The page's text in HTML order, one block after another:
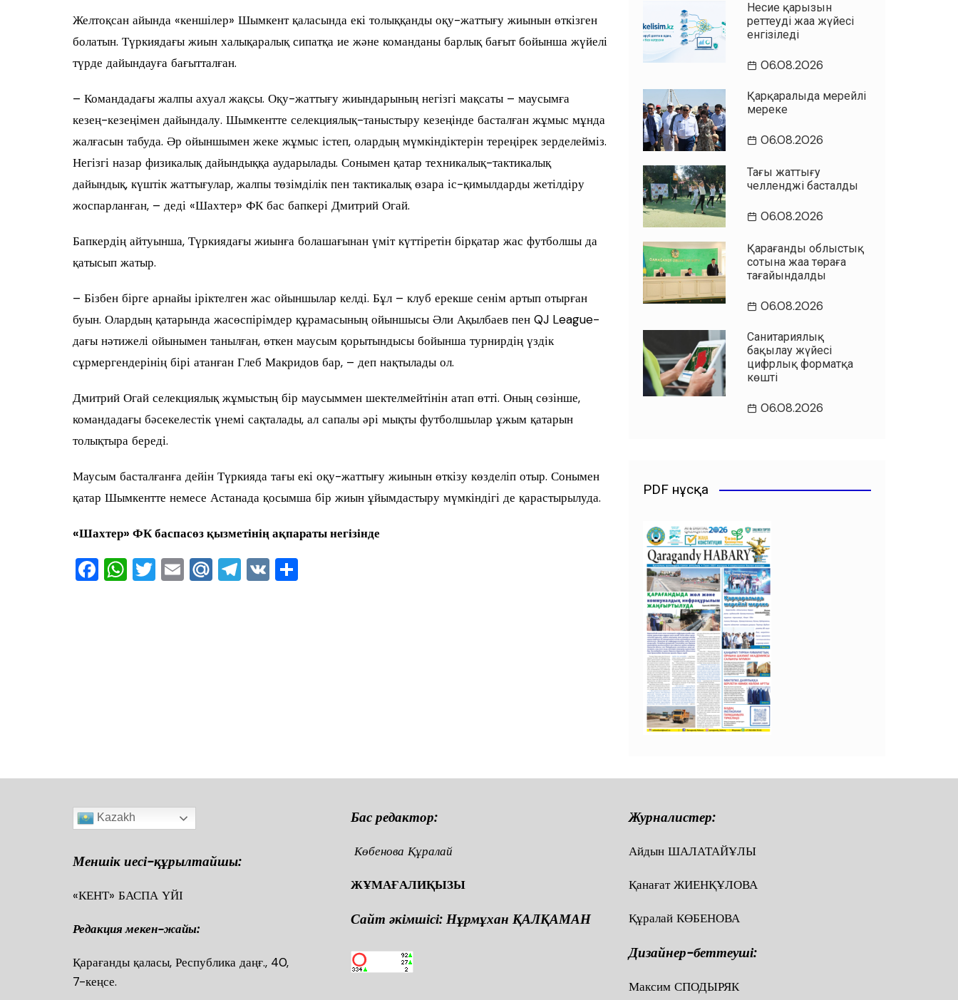
Желтоқсан айында «кеншілер» Шымкент қаласында екі толыққанды оқу-жаттығу жиынын өткізген
болатын. Түркиядағы жиын халықаралық сипатқа ие және команданы барлық бағыт бойынша жүйелі
түрде дайындауға бағытталған.
– Командадағы жалпы ахуал жақсы. Оқу-жаттығу жиындарының негізгі мақсаты – маусымға
кезең-кезеңімен дайындалу. Шымкентте селекциялық-таныстыру кезеңінде басталған жұмыс мұнда
жалғасын табуда. Әр ойыншымен жеке жұмыс істеп, олардың мүмкіндіктерін тереңірек зерделейміз.
Негізгі назар физикалық дайындыққа аударылады. Сонымен қатар техникалық-тактикалық
дайындық, күштік жаттығулар, жалпы төзімділік пен тактикалық өзара іс-қимылдарды жетілдіру
жоспарланған, – деді «Шахтер» ФК бас бапкері Дмитрий Огай.
Бапкердің айтуынша, Түркиядағы жиынға болашағынан үміт күттіретін бірқатар жас футболшы да
қатысып жатыр.
– Бізбен бірге арнайы іріктелген жас ойыншылар келді. Бұл – клуб ерекше сенім артып отырған
буын. Олардың қатарында жасөспірімдер құрамасының ойыншысы Әли Ақылбаев пен QJ League-
дағы нәтижелі ойынымен танылған, өткен маусым қорытындысы бойынша турнирдің үздік
сұрмергендерінің бірі атанған Глеб Макридов бар, – деп нақтылады ол.
Дмитрий Огай селекциялық жұмыстың бір маусыммен шектелмейтінін атап өтті. Оның сөзінше,
командадағы бәсекелестік үнемі сақталады, ал сапалы әрі мықты футболшылар ұжым қатарын
толықтыра береді.
Маусым басталғанға дейін Түркияда тағы екі оқу-жаттығу жиынын өткізу көзделіп отыр. Сонымен
қатар Шымкентте немесе Астанада қосымша бір жиын ұйымдастыру мүмкіндігі де қарастырылуда.
«Шахтер» ФКбаспасөз қызметініңақпараты негізінде
F W T E M T V
Несие қарызын
реттеудің жаңа жүйесі
енгізіледі
06.08.2026
Қарқаралыда мерейлі
мереке
06.08.2026
Таңғы жаттығу
челленджі басталды
06.08.2026
Қарағанды облыстық
сотына жаңа төраға
тағайындалды
06.08.2026
Санитариялық
бақылау жүйесі
цифрлық форматқа
көшті
06.08.2026
PDF нұсқа
Kazakh
Меншік иесі-құрылтайшы:
«КЕНТ» БАСПА ҮЙІ
Редакция мекен-жайы:
Қарағанды қаласы, Республика даңғ., 40,
7-кеңсе.
Бас редактор:
Көбенова Құралай
ЖҰМАҒАЛИҚЫЗЫ
Сайт әкімшісі: Нұрмұхан ҚАЛҚАМАН
Журналистер:
Айдын ШАЛАТАЙҰЛЫ
Қанағат ЖИЕНҚҰЛОВА
Құралай КӨБЕНОВА
Дизайнер-беттеуші:
Максим СПОДЫРЯК